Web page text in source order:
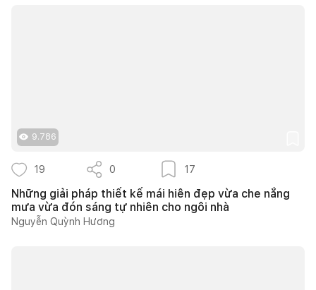
9.786
19 0 17
Những giải pháp thiết kế mái hiên đẹp vừa che nắng
mưa vừa đón sáng tự nhiên cho ngôi nhà
Nguyễn Quỳnh Hương